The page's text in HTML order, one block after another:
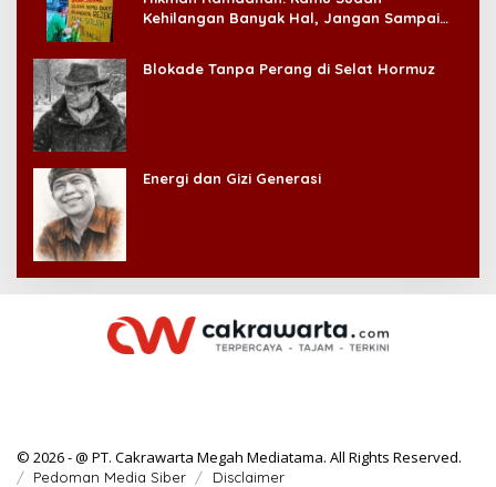
Kehilangan Banyak Hal, Jangan Sampai
Blokade Tanpa Perang di Selat Hormuz
Energi dan Gizi Generasi
© 2026 - @ PT. Cakrawarta Megah Mediatama. All Rights Reserved.
Pedoman Media Siber Disclaimer